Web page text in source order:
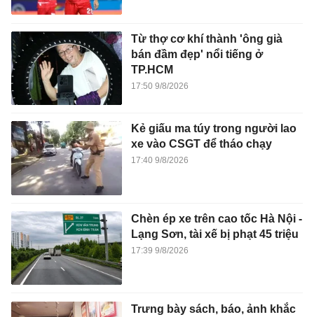
Từ thợ cơ khí thành 'ông già
bán đầm đẹp' nổi tiếng ở
TP.HCM
17:50 9/8/2026
Kẻ giấu ma túy trong người lao
xe vào CSGT để tháo chạy
17:40 9/8/2026
Chèn ép xe trên cao tốc Hà Nội -
Lạng Sơn, tài xế bị phạt 45 triệu
17:39 9/8/2026
Trưng bày sách, báo, ảnh khắc